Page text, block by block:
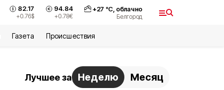
82.17
+0.76$
94.84
+0.78€
+27 °С, облачно
Белгород
Газета Происшествия
Лучшее за Неделю Месяц